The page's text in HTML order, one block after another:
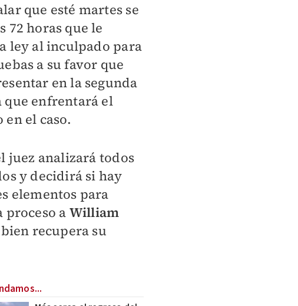
que esté martes se
72 horas que le
ley al inculpado para
a su favor que
en la segunda
que enfrentará el
el caso.
juez analizará todos
y decidirá si hay
elementos para
a William
recupera su